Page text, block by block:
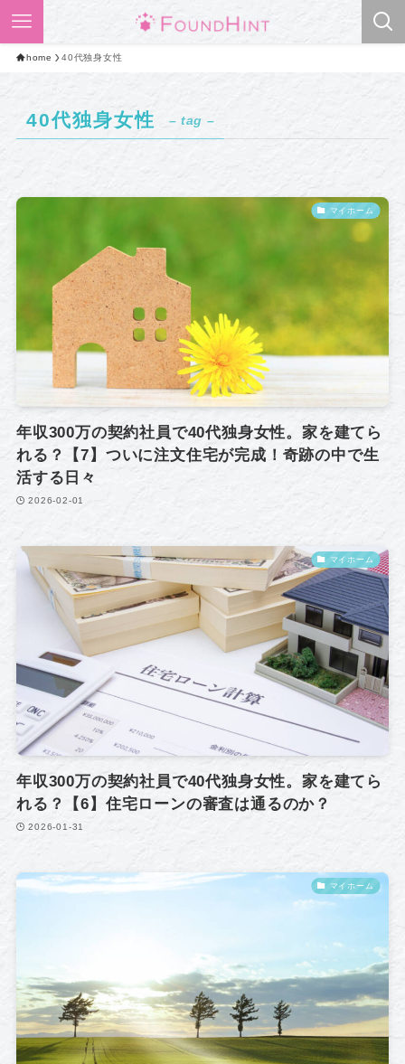
home 40代独身女性
40代独身女性 – tag –
マイホーム
年収300万の契約社員で40代独身女性。家を建てら
れる？【7】ついに注文住宅が完成！奇跡の中で生
活する日々
2026-02-01
マイホーム
年収300万の契約社員で40代独身女性。家を建てら
れる？【6】住宅ローンの審査は通るのか？
2026-01-31
マイホーム